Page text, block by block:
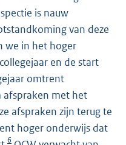
is nauw
van deze
we in het hoger
en de start
omtrent
afspraken met het
afspraken zijn terug te
hoger onderwijs dat
6